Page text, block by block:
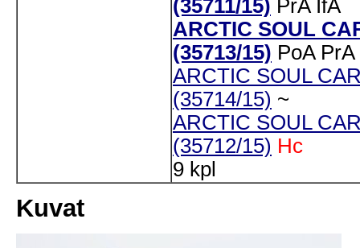
(35711/15) PrA IfA
ARCTIC SOUL
(35713/15) PoA PrA
ARCTIC SOUL
(35714/15) ~
ARCTIC SOUL
(35712/15) Hc
9 kpl
Kuvat